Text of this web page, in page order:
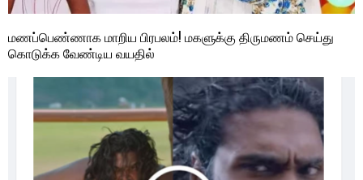
மணப்பெண்ணாக மாறிய பிரபலம்! மகளுக்கு திருமணம் செய்து
கொடுக்க வேண்டிய வயதில்